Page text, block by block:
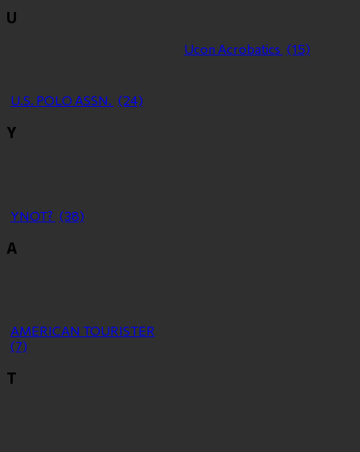
U
U.S. POLO ASSN. (24)
Ucon Acrobatics (15)
Y
YNOT? (38)
Α
ΑMERICAN TOURISTER
(7)
Τ